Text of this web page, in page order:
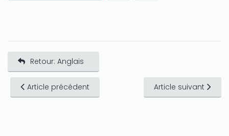
Retour: Anglais
Article précédent Article suivant